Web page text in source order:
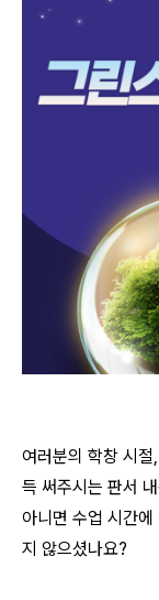
여러분의 학창 시
득 써주시는 판서
아니면 수업 시간
지 않으셨나요?